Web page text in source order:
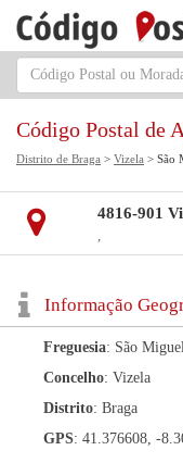
Código Postal de
Distrito de Braga > Vizela > São
4816-901
,
Informação
Freguesia: São
Concelho: Vizela
Distrito: Braga
GPS: 41.376608, -